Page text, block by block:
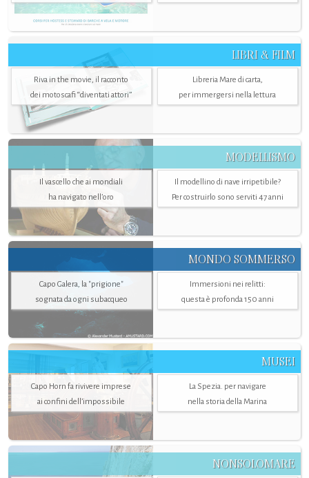
LIBRI & FILM
Riva in the movie, il racconto
dei motoscafi “diventati attori”
Libreria Mare di carta,
per immergersi nella lettura
MODELLISMO
Il vascello che ai mondiali
ha navigato nell’oro
Il modellino di nave irripetibile?
Per costruirlo sono serviti 47 anni
MONDO SOMMERSO
Capo Galera, la "prigione"
sognata da ogni subacqueo
Immersioni nei relitti:
questa è profonda 150 anni
MUSEI
Capo Horn fa rivivere imprese
ai confini dell’impossibile
La Spezia. per navigare
nella storia della Marina
NONSOLOMARE